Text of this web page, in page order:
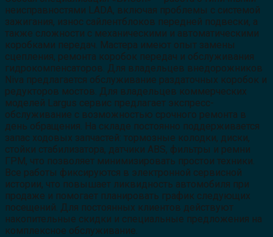
неисправностями LADA, включая проблемы с системой
зажигания, износ сайлентблоков передней подвески, а
также сложности с механическими и автоматическими
коробками передач. Мастера имеют опыт замены
сцепления, ремонта коробок передач и обслуживания
гидрокомпенсаторов. Для владельцев внедорожников
Niva предлагается обслуживание раздаточных коробок и
редукторов мостов. Для владельцев коммерческих
моделей Largus сервис предлагает экспресс-
обслуживание с возможностью срочного ремонта в
день обращения. На складе постоянно поддерживается
запас ходовых запчастей: тормозные колодки, диски,
стойки стабилизатора, датчики ABS, фильтры и ремни
ГРМ, что позволяет минимизировать простои техники.
Все работы фиксируются в электронной сервисной
истории, что повышает ликвидность автомобиля при
продаже и помогает планировать график следующих
посещений. Для постоянных клиентов действуют
накопительные скидки и специальные предложения на
комплексное обслуживание.